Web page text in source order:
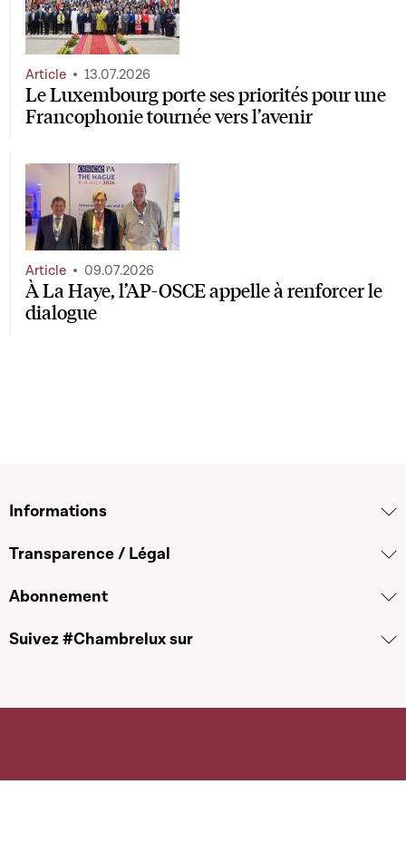
Le Luxembourg porte ses priorités pour une
Francophonie tournée vers l’avenir
Article 13.07.2026
À La Haye, l’AP-OSCE appelle à renforcer le
dialogue
Article 09.07.2026
Informations
Transparence / Légal
Abonnement
Suivez #Chambrelux sur